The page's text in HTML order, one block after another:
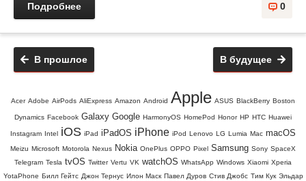
Подробнее 0
В будущее
В прошлое
Acer Adobe AirPods AliExpress Amazon Android Apple ASUS BlackBerry Boston
Dynamics Facebook Galaxy Google HarmonyOS HomePod Honor HP HTC Huawei
Instagram Intel iOS iPad iPadOS iPhone iPod Lenovo LG Lumia Mac macOS
Meizu Microsoft Motorola Nexus Nokia OnePlus OPPO Pixel Samsung Sony SpaceX
Telegram Tesla tvOS Twitter Vertu VK watchOS WhatsApp Windows Xiaomi Xperia
YotaPhone Билл Гейтс Джон Тернус Илон Маск Павел Дуров Стив Джобс Тим Кук Эльдар